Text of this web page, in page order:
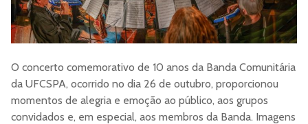
O concerto comemorativo de 10 anos da Banda Comunitária
da UFCSPA, ocorrido no dia 26 de outubro, proporcionou
momentos de alegria e emoção ao público, aos grupos
convidados e, em especial, aos membros da Banda. Imagens